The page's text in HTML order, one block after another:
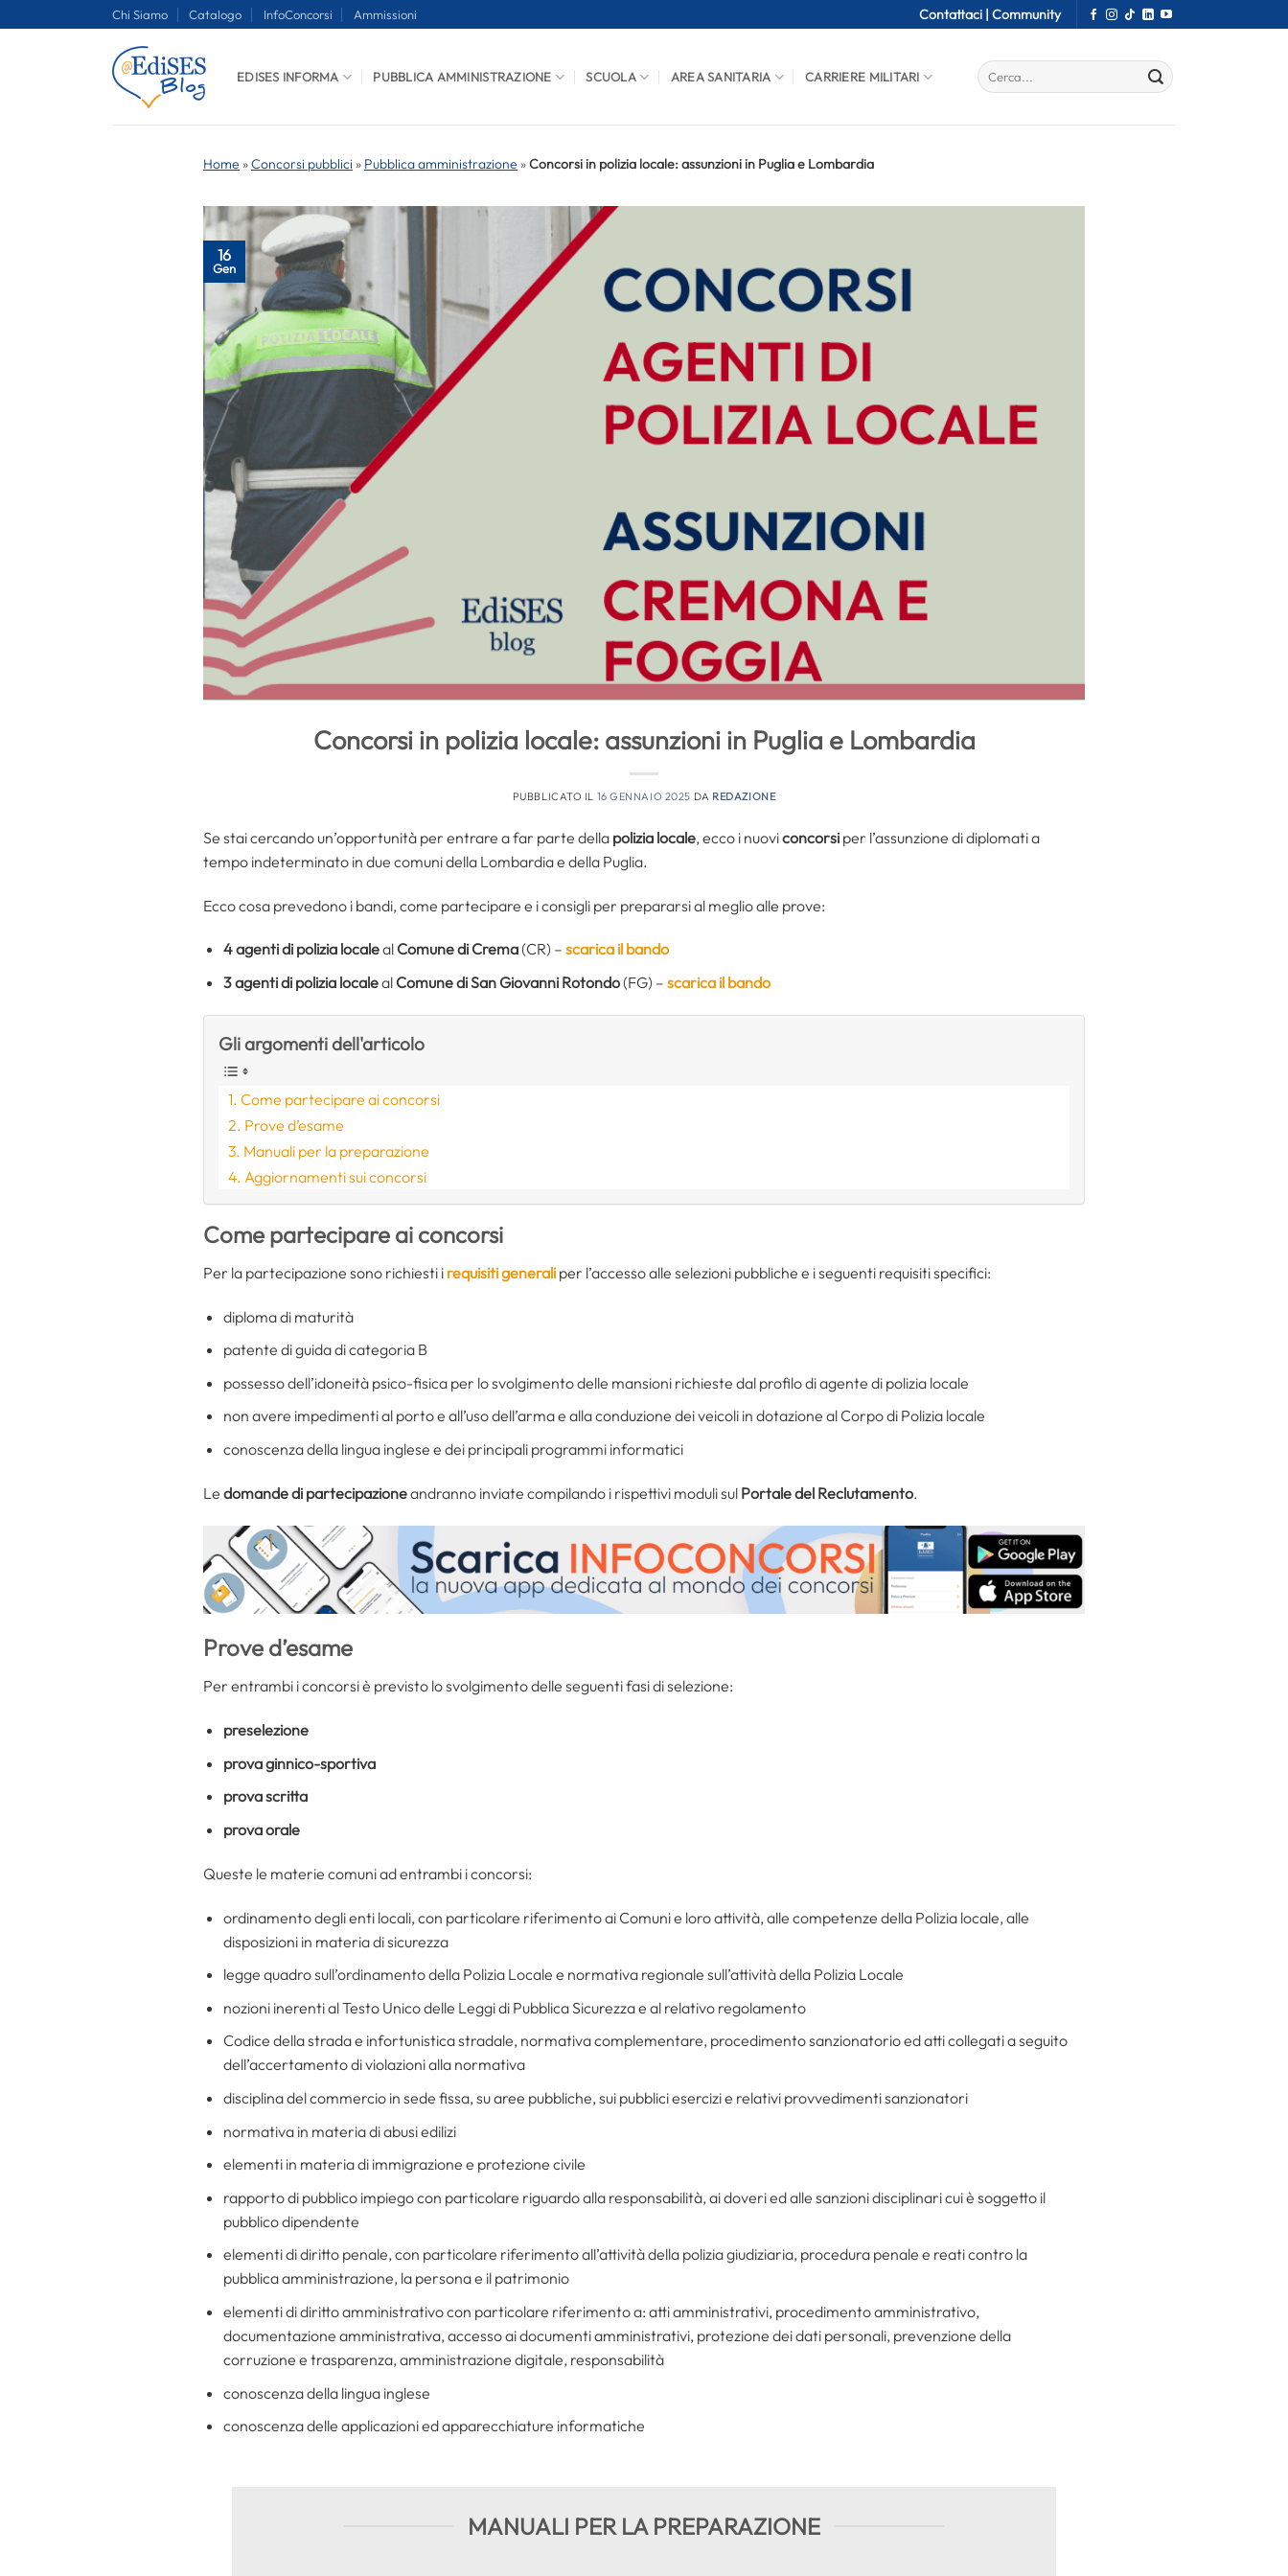
Chi Siamo Catalogo InfoConcorsi Ammissioni Contattaci | Community
EDISES INFORMA PUBBLICA AMMINISTRAZIONE SCUOLA AREA SANITARIA CARRIERE MILITARI
Home »Concorsi pubblici » Pubblica amministrazione »Concorsi in polizia locale: assunzioni in Puglia e Lombardia
16
Gen
Concorsi in polizia locale: assunzioni in Puglia e Lombardia
PUBBLICATO IL 16 GENNAIO 2025 DA REDAZIONE
Se stai cercando un’opportunità per entrare a far parte della polizia locale, ecco i nuoviconcorsi per l’assunzione di diplomati a
tempo indeterminato in due comuni della Lombardia e della Puglia.
Ecco cosa prevedono i bandi, come partecipare e i consigli per prepararsi al meglio alle prove:
4agenti di polizia localeal Comune di Crema(CR) – scarica il bando
3agenti di polizia localeal Comune di San Giovanni Rotondo(FG) – scarica il bando
Gli argomenti dell'articolo
Come partecipare ai concorsi
Prove d’esame
Manuali per la preparazione
Aggiornamenti sui concorsi
Come partecipare ai concorsi
Per la partecipazione sono richiesti i requisiti generali per l’accesso alle selezioni pubbliche e i seguenti requisiti specifici:
diploma di maturità
patente di guida di categoria B
possesso dell’idoneità psico-fisica per lo svolgimento delle mansioni richieste dal profilo di agente di polizia locale
non avere impedimenti al porto e all’uso dell’arma e alla conduzione dei veicoli in dotazione al Corpo di Polizia locale
conoscenza della lingua inglese e dei principali programmi informatici
Le domande di partecipazioneandranno inviate compilando i rispettivi moduli sul Portale del Reclutamento.
Prove d’esame
Per entrambi i concorsi è previsto lo svolgimento delle seguenti fasi di selezione:
preselezione
prova ginnico-sportiva
prova scritta
prova orale
Queste le materie comuni ad entrambi i concorsi:
ordinamento degli enti locali, con particolare riferimento ai Comuni e loro attività, alle competenze della Polizia locale, alle
disposizioni in materia di sicurezza
legge quadro sull’ordinamento della Polizia Locale e normativa regionale sull’attività della Polizia Locale
nozioni inerenti al Testo Unico delle Leggi di Pubblica Sicurezza e al relativo regolamento
Codice della strada e infortunistica stradale, normativa complementare, procedimento sanzionatorio ed atti collegati a seguito
dell’accertamento di violazioni alla normativa
disciplina del commercio in sede fissa, su aree pubbliche, sui pubblici esercizi e relativi provvedimenti sanzionatori
normativa in materia di abusi edilizi
elementi in materia di immigrazione e protezione civile
rapporto di pubblico impiego con particolare riguardo alla responsabilità, ai doveri ed alle sanzioni disciplinari cui è soggetto il
pubblico dipendente
elementi di diritto penale, con particolare riferimento all’attività della polizia giudiziaria, procedura penale e reati contro la
pubblica amministrazione, la persona e il patrimonio
elementi di diritto amministrativo con particolare riferimento a: atti amministrativi, procedimento amministrativo,
documentazione amministrativa, accesso ai documenti amministrativi, protezione dei dati personali, prevenzione della
corruzione e trasparenza, amministrazione digitale, responsabilità
conoscenza della lingua inglese
conoscenza delle applicazioni ed apparecchiature informatiche
MANUALI PER LA PREPARAZIONE